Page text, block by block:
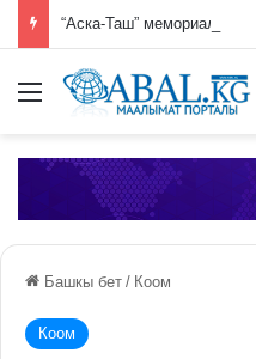
Меню
Башкы бет / Коом
Коом